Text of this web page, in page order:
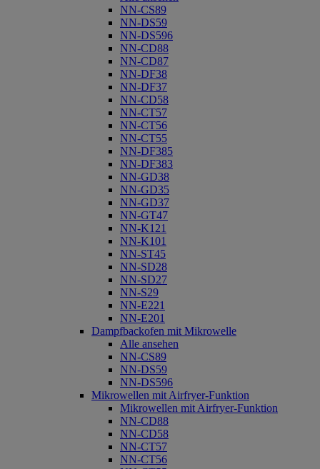
NN-CS89
NN-DS59
NN-DS596
NN-CD88
NN-CD87
NN-DF38
NN-DF37
NN-CD58
NN-CT57
NN-CT56
NN-CT55
NN-DF385
NN-DF383
NN-GD38
NN-GD35
NN-GD37
NN-GT47
NN-K121
NN-K101
NN-ST45
NN-SD28
NN-SD27
NN-S29
NN-E221
NN-E201
Dampfbackofen mit Mikrowelle
Alle ansehen
NN-CS89
NN-DS59
NN-DS596
Mikrowellen mit Airfryer-Funktion
Mikrowellen mit Airfryer-Funktion
NN-CD88
NN-CD58
NN-CT57
NN-CT56